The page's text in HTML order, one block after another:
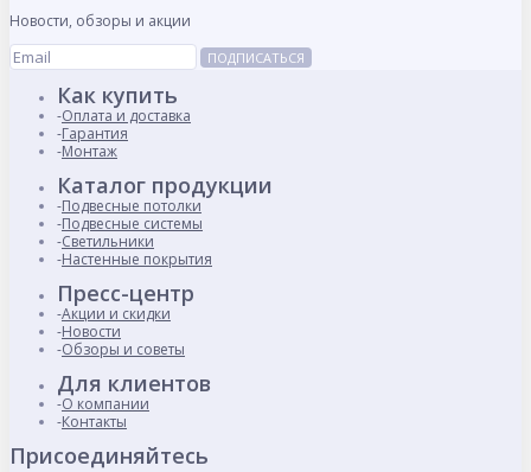
Новости, обзоры и акции
ПОДПИСАТЬСЯ
Как купить
Оплата и доставка
Гарантия
Монтаж
Каталог продукции
Подвесные потолки
Подвесные системы
Светильники
Настенные покрытия
Пресс-центр
Акции и скидки
Новости
Обзоры и советы
Для клиентов
О компании
Контакты
Присоединяйтесь